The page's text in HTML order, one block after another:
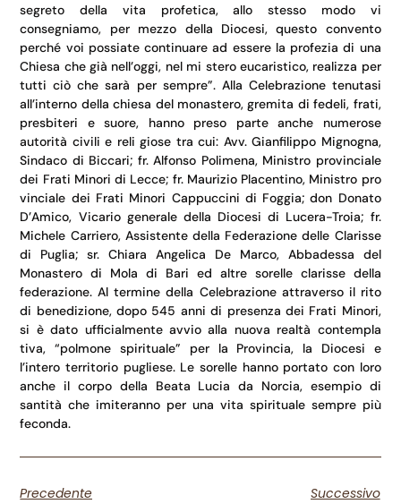
segreto della vita profetica, allo stesso modo vi
consegniamo, per mezzo della Diocesi, questo convento
perché voi possiate continuare ad essere la profezia di una
Chiesa che già nell’oggi, nel mi stero eucaristico, realizza per
tutti ciò che sarà per sempre”. Alla Celebrazione tenutasi
all’interno della chiesa del monastero, gremita di fedeli, frati,
presbiteri e suore, hanno preso parte anche numerose
autorità civili e reli giose tra cui: Avv. Gianfilippo Mignogna,
Sindaco di Biccari; fr. Alfonso Polimena, Ministro provinciale
dei Frati Minori di Lecce; fr. Maurizio Placentino, Ministro pro
vinciale dei Frati Minori Cappuccini di Foggia; don Donato
D’Amico, Vicario generale della Diocesi di Lucera-Troia; fr.
Michele Carriero, Assistente della Federazione delle Clarisse
di Puglia; sr. Chiara Angelica De Marco, Abbadessa del
Monastero di Mola di Bari ed altre sorelle clarisse della
federazione. Al termine della Celebrazione attraverso il rito
di benedizione, dopo 545 anni di presenza dei Frati Minori,
si è dato ufficialmente avvio alla nuova realtà contempla
tiva, “polmone spirituale” per la Provincia, la Diocesi e
l’intero territorio pugliese. Le sorelle hanno portato con loro
anche il corpo della Beata Lucia da Norcia, esempio di
santità che imiteranno per una vita spirituale sempre più
feconda.
Precedente Successivo